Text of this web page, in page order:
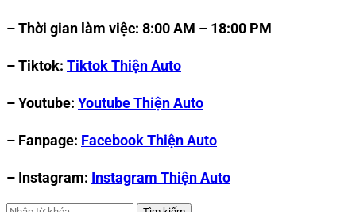
– Thời gian làm việc: 8:00 AM – 18:00 PM
– Tiktok: Tiktok Thiện Auto
– Youtube: Youtube Thiện Auto
– Fanpage: Facebook Thiện Auto
– Instagram: Instagram Thiện Auto